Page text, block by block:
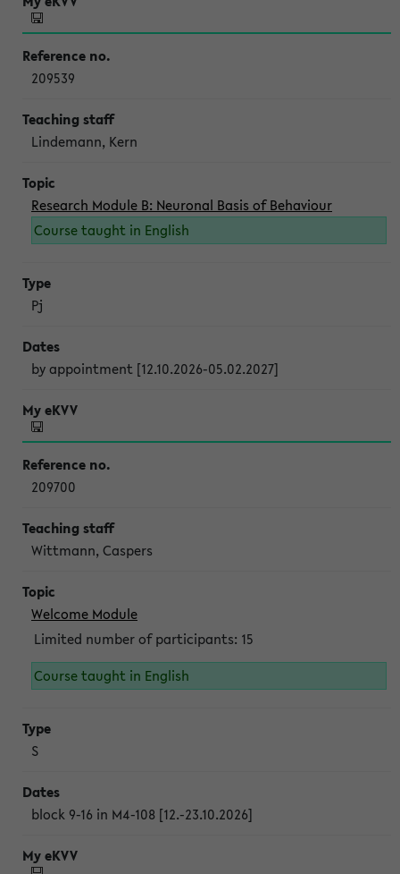
209539
Lindemann, Kern
Research Module B: Neuronal Basis of Behaviour
Course taught in English
Pj
by appointment [12.10.2026-05.02.2027]
209700
Wittmann, Caspers
Welcome Module
Limited number of participants: 15
Course taught in English
S
block 9-16 in M4-108 [12.-23.10.2026]